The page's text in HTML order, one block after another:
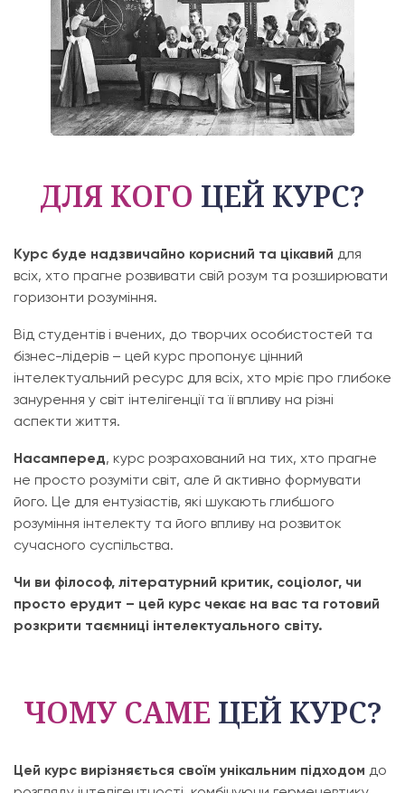
ДЛЯ КОГО ЦЕЙ КУРС?
Курс буде надзвичайно корисний та цікавий для
всіх, хто прагне розвивати свій розум та розширювати
горизонти розуміння.
Від студентів і вчених, до творчих особистостей та
бізнес-лідерів – цей курс пропонує цінний
інтелектуальний ресурс для всіх, хто мріє про глибоке
занурення у світ інтелігенції та її впливу на різні
аспекти життя.
Насамперед, курс розрахований на тих, хто прагне
не просто розуміти світ, але й активно формувати
його. Це для ентузіастів, які шукають глибшого
розуміння інтелекту та його впливу на розвиток
сучасного суспільства.
Чи ви філософ, літературний критик, соціолог, чи
просто ерудит – цей курс чекає на вас та готовий
розкрити таємниці інтелектуального світу.
ЧОМУ САМЕ ЦЕЙ КУРС?
Цей курс вирізняється своїм унікальним підходом до